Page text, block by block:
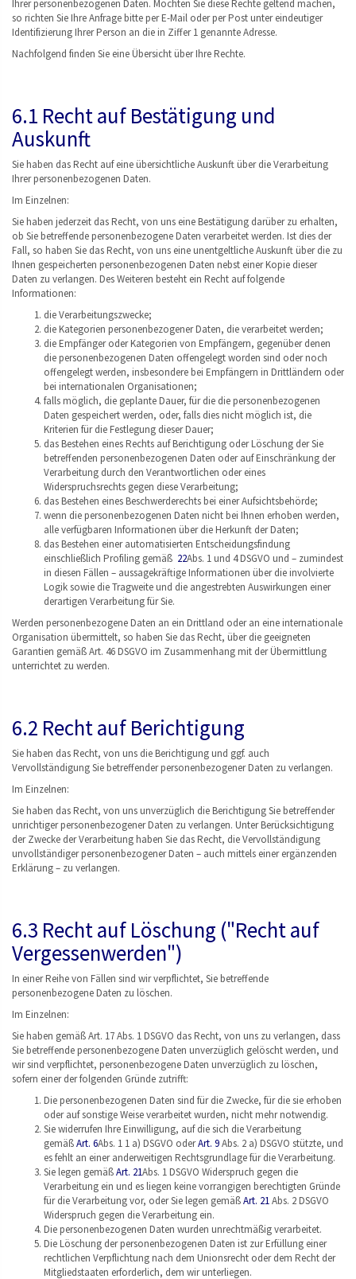
Ihrer personenbezogenen Daten. Möchten Sie diese Rechte geltend machen,
so richten Sie Ihre Anfrage bitte per E-Mail oder per Post unter eindeutiger
Identifizierung Ihrer Person an die in Ziffer 1 genannte Adresse.
Nachfolgend finden Sie eine Übersicht über Ihre Rechte.
6.1 Recht auf Bestätigung und
Auskunft
Sie haben das Recht auf eine übersichtliche Auskunft über die Verarbeitung
Ihrer personenbezogenen Daten.
Im Einzelnen:
Sie haben jederzeit das Recht, von uns eine Bestätigung darüber zu erhalten,
ob Sie betreffende personenbezogene Daten verarbeitet werden. Ist dies der
Fall, so haben Sie das Recht, von uns eine unentgeltliche Auskunft über die zu
Ihnen gespeicherten personenbezogenen Daten nebst einer Kopie dieser
Daten zu verlangen. Des Weiteren besteht ein Recht auf folgende
Informationen:
die Verarbeitungszwecke;
die Kategorien personenbezogener Daten, die verarbeitet werden;
die Empfänger oder Kategorien von Empfängern, gegenüber denen
die personenbezogenen Daten offengelegt worden sind oder noch
offengelegt werden, insbesondere bei Empfängern in Drittländern oder
bei internationalen Organisationen;
falls möglich, die geplante Dauer, für die die personenbezogenen
Daten gespeichert werden, oder, falls dies nicht möglich ist, die
Kriterien für die Festlegung dieser Dauer;
das Bestehen eines Rechts auf Berichtigung oder Löschung der Sie
betreffenden personenbezogenen Daten oder auf Einschränkung der
Verarbeitung durch den Verantwortlichen oder eines
Widerspruchsrechts gegen diese Verarbeitung;
das Bestehen eines Beschwerderechts bei einer Aufsichtsbehörde;
wenn die personenbezogenen Daten nicht bei Ihnen erhoben werden,
alle verfügbaren Informationen über die Herkunft der Daten;
das Bestehen einer automatisierten Entscheidungsfindung
einschließlich Profiling gemäß 22Abs. 1 und 4 DSGVO und – zumindest
in diesen Fällen – aussagekräftige Informationen über die involvierte
Logik sowie die Tragweite und die angestrebten Auswirkungen einer
derartigen Verarbeitung für Sie.
Werden personenbezogene Daten an ein Drittland oder an eine internationale
Organisation übermittelt, so haben Sie das Recht, über die geeigneten
Garantien gemäß Art. 46 DSGVO im Zusammenhang mit der Übermittlung
unterrichtet zu werden.
6.2 Recht auf Berichtigung
Sie haben das Recht, von uns die Berichtigung und ggf. auch
Vervollständigung Sie betreffender personenbezogener Daten zu verlangen.
Im Einzelnen:
Sie haben das Recht, von uns unverzüglich die Berichtigung Sie betreffender
unrichtiger personenbezogener Daten zu verlangen. Unter Berücksichtigung
der Zwecke der Verarbeitung haben Sie das Recht, die Vervollständigung
unvollständiger personenbezogener Daten – auch mittels einer ergänzenden
Erklärung – zu verlangen.
6.3 Recht auf Löschung ("Recht auf
Vergessenwerden")
In einer Reihe von Fällen sind wir verpflichtet, Sie betreffende
personenbezogene Daten zu löschen.
Im Einzelnen:
Sie haben gemäß Art. 17 Abs. 1 DSGVO das Recht, von uns zu verlangen, dass
Sie betreffende personenbezogene Daten unverzüglich gelöscht werden, und
wir sind verpflichtet, personenbezogene Daten unverzüglich zu löschen,
sofern einer der folgenden Gründe zutrifft:
Die personenbezogenen Daten sind für die Zwecke, für die sie erhoben
oder auf sonstige Weise verarbeitet wurden, nicht mehr notwendig.
Sie widerrufen Ihre Einwilligung, auf die sich die Verarbeitung
gemäßArt. 6Abs. 1 1 a) DSGVO oderArt. 9Abs. 2 a) DSGVO stützte, und
es fehlt an einer anderweitigen Rechtsgrundlage für die Verarbeitung.
Sie legen gemäßArt. 21Abs. 1 DSGVO Widerspruch gegen die
Verarbeitung ein und es liegen keine vorrangigen berechtigten Gründe
für die Verarbeitung vor, oder Sie legen gemäßArt. 21Abs. 2 DSGVO
Widerspruch gegen die Verarbeitung ein.
Die personenbezogenen Daten wurden unrechtmäßig verarbeitet.
Die Löschung der personenbezogenen Daten ist zur Erfüllung einer
rechtlichen Verpflichtung nach dem Unionsrecht oder dem Recht der
Mitgliedstaaten erforderlich, dem wir unterliegen.